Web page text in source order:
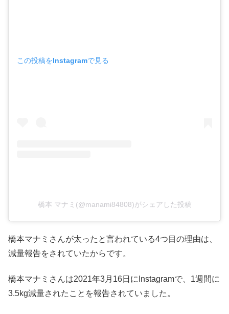
この投稿をInstagramで見る
橋本 マナミ(@manami84808)がシェアした投稿
橋本マナミさんが太ったと言われている4つ目の理由は、
減量報告をされていたからです。
橋本マナミさんは2021年3月16日にInstagramで、1週間に
3.5kg減量されたことを報告されていました。